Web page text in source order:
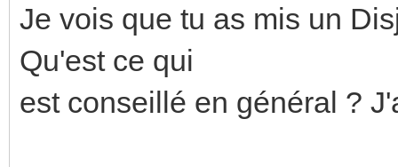
Je vois que tu as mis un
Qu'est ce qui
est conseillé en général ?